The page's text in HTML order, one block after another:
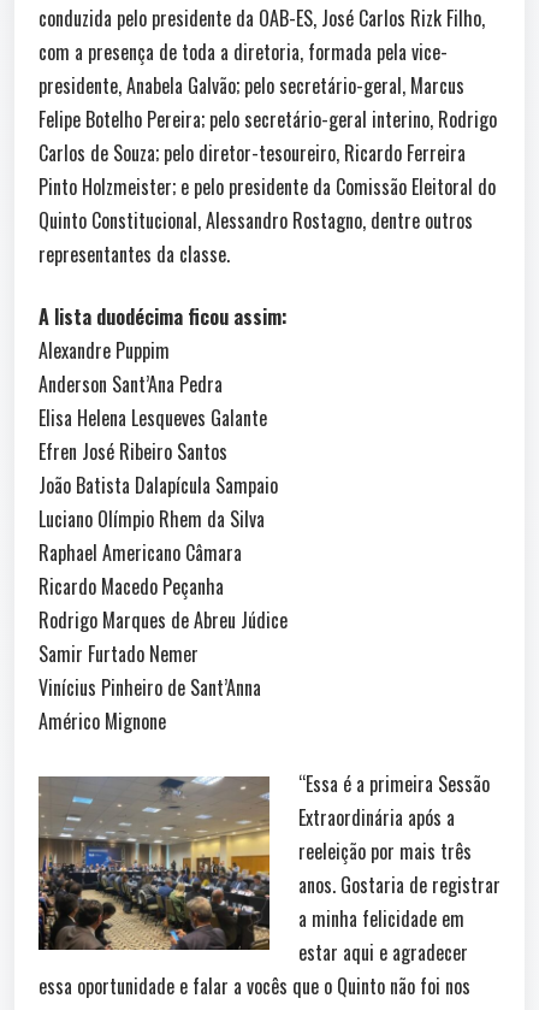
conduzida pelo presidente da OAB-ES, José Carlos Rizk Filho,
com a presença de toda a diretoria, formada pela vice-
presidente, Anabela Galvão; pelo secretário-geral, Marcus
Felipe Botelho Pereira; pelo secretário-geral interino, Rodrigo
Carlos de Souza; pelo diretor-tesoureiro, Ricardo Ferreira
Pinto Holzmeister; e pelo presidente da Comissão Eleitoral do
Quinto Constitucional, Alessandro Rostagno, dentre outros
representantes da classe.
A lista duodécima ficou assim:
Alexandre Puppim
Anderson Sant’Ana Pedra
Elisa Helena Lesqueves Galante
Efren José Ribeiro Santos
João Batista Dalapícula Sampaio
Luciano Olímpio Rhem da Silva
Raphael Americano Câmara
Ricardo Macedo Peçanha
Rodrigo Marques de Abreu Júdice
Samir Furtado Nemer
Vinícius Pinheiro de Sant’Anna
Américo Mignone
“Essa é a primeira Sessão
Extraordinária após a
reeleição por mais três
anos. Gostaria de registrar
a minha felicidade em
estar aqui e agradecer
essa oportunidade e falar a vocês que o Quinto não foi nos